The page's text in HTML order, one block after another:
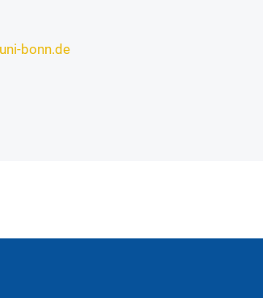
bonn.de